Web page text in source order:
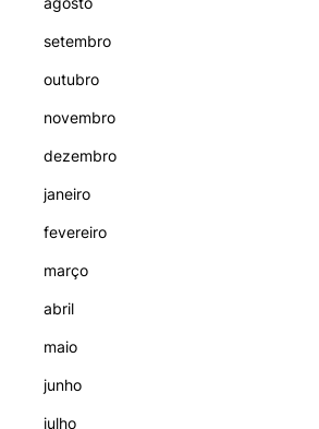
setembro
outubro
novembro
dezembro
janeiro
fevereiro
março
abril
maio
junho
julho